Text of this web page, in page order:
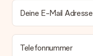
Deine E-Mail Adresse
Telefonnummer